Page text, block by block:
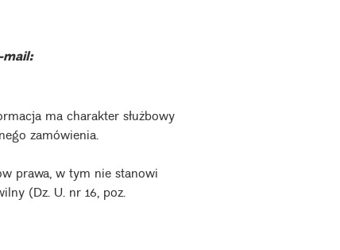
ma charakter służbowy
zamówienia.
prawa, w tym nie stanowi
(Dz. U. nr 16, poz.